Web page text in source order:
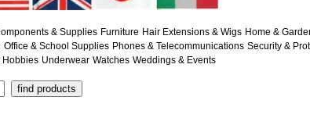
& Supplies Furniture Hair Extensions & Wigs Home &
Office & School Supplies Phones & Telecommunications Security &
Hobbies Underwear Watches Weddings & Events